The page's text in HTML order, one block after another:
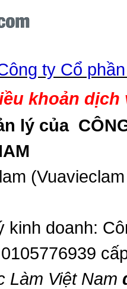
ty Cổ
khoản dịch
lý của
kinh doanh:
Làm Việt Nam